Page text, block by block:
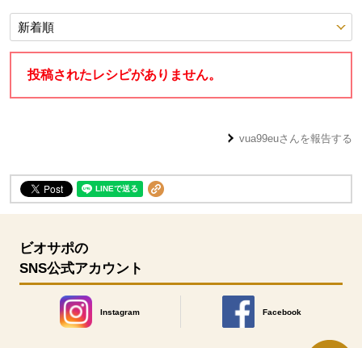
投稿レシピ
投稿されたレシピがありません。
vua99euさんを報告する
ビオサポの
SNS公式アカウント
Instagram
別のウィンドウで開きます。
Facebook
別のウィンドウで開きます